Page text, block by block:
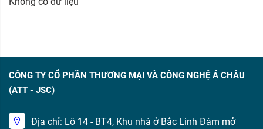
CÔNG TY CỔ PHẦN THƯƠNG MẠI VÀ CÔNG NGHỆ Á CHÂU
(ATT - JSC)
Địa chỉ: Lô 14 - BT4, Khu nhà ở Bắc Linh Đàm mở